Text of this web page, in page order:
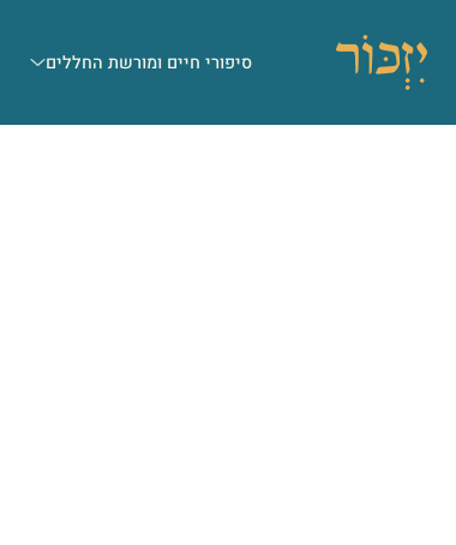
סיפורי חיים ומורשת החללים